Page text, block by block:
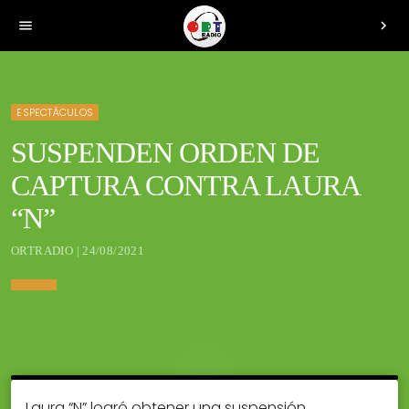
menu chevron_right
ESPECTÁCULOS
SUSPENDEN ORDEN DE
CAPTURA CONTRA LAURA
“N”
ORTRADIO | 24/08/2021